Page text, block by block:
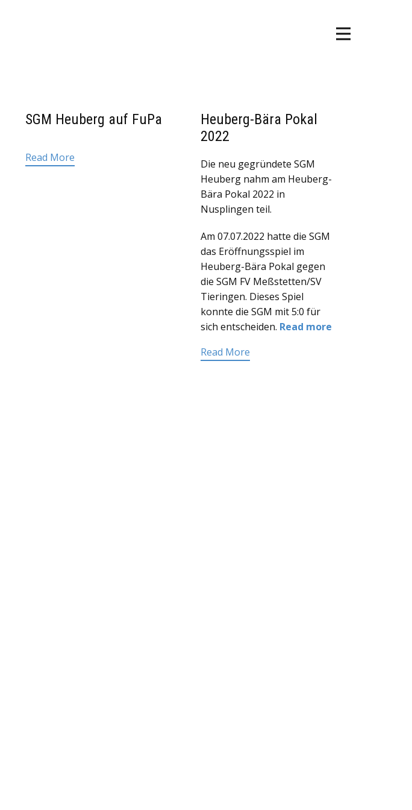
SGM Heuberg auf FuPa
Read More
Heuberg-Bära Pokal
2022
Die neu gegründete SGM
Heuberg nahm am Heuberg-
Bära Pokal 2022 in
Nusplingen teil.
Am 07.07.2022 hatte die SGM
das Eröffnungsspiel im
Heuberg-Bära Pokal gegen
die SGM FV Meßstetten/SV
Tieringen. Dieses Spiel
konnte die SGM mit 5:0 für
sich entscheiden. Read more
Read More